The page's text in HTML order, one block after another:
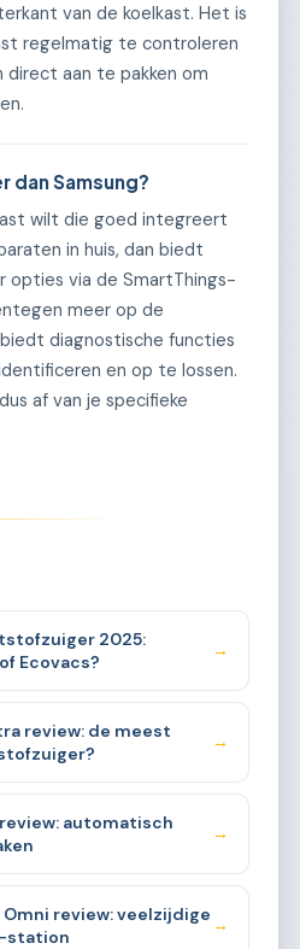
van de koelkast. Het is
regelmatig te controleren
aan te pakken om
dan Samsung?
wilt die goed integreert
in huis, dan biedt
opties via de SmartThings-
meer op de
diagnostische functies
en op te lossen.
af van je specifieke
2025:
Ecovacs?
→
review: de meest
→
automatisch
→
review: veelzijdige
station
→